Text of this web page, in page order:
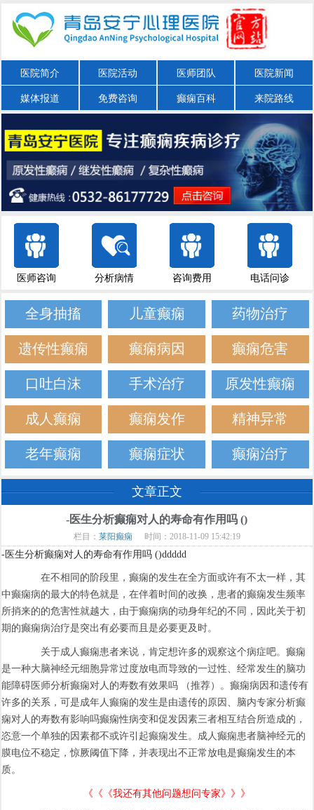
医院简介 医院活动 医师团队 医院新闻
媒体报道 免费咨询 癫痫百科 来院路线
医师咨询 分析病情 咨询费用 电话问诊
全身抽搐 儿童癫痫 药物治疗
遗传性癫痫 癫痫病因 癫痫危害
口吐白沫 手术治疗 原发性癫痫
成人癫痫 癫痫发作 精神异常
老年癫痫 癫痫症状 癫痫治疗
文章正文
-医生分析癫痫对人的寿命有作用吗 ()
栏目： 莱阳癫痫 时间：2018-11-09 15:42:19
-医生分析癫痫对人的寿命有作用吗 ()ddddd
在不相同的阶段里，癫痫的发生在全方面或许有不太一样，其
中癫痫病的最大的特色就是，在伴着时间的改换，患者的癫痫发生频率
所捎来的的危害性就越大，由于癫痫病的动身年纪的不同，因此关于初
期的癫痫病治疗是突出有必要而且是必要更及时。
关于成人癫痫患者来说，肯定想许多的观察这个病症吧。癫痫
是一种大脑神经元细胞异常过度放电而导致的一过性、经常发生的脑功
能障碍医师分析癫痫对人的寿数有效果吗 （推荐）。癫痫病因和遗传有
许多的关系，可是成年人癫痫的发生是由遗传的原因、脑内专家分析癫
痫对人的寿数有影响吗癫痫性病变和促发因素三者相互结合所造成的，
恣意一个单独的因素都不或许引起癫痫发生。成人癫痫患者脑神经元的
膜电位不稳定，惊厥阈值下降，并表现出不正常放电是癫痫发生的本
质。
《《《我还有其他问题想问专家》》》